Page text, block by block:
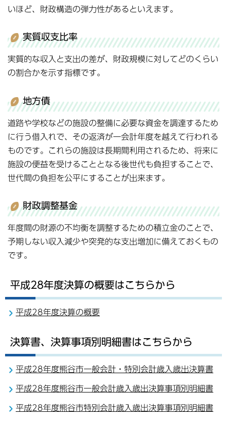
いほど、財政構造の弾力性があるといえます。
実質収支比率
実質的な収入と支出の差が、財政規模に対してどのくらい
の割合かを示す指標です。
地方債
道路や学校などの施設の整備に必要な資金を調達するため
に行う借入れで、その返済が一会計年度を越えて行われる
ものです。これらの施設は長期間利用されるため、将来に
施設の便益を受けることとなる後世代も負担することで、
世代間の負担を公平にすることが出来ます。
財政調整基金
年度間の財源の不均衡を調整するための積立金のことで、
予期しない収入減少や突発的な支出増加に備えておくもの
です。
平成28年度決算の概要はこちらから
平成28年度決算の概要
決算書、決算事項別明細書はこちらから
平成28年度熊谷市一般会計・特別会計歳入歳出決算書
平成28年度熊谷市一般会計歳入歳出決算事項別明細書
平成28年度熊谷市特別会計歳入歳出決算事項別明細書